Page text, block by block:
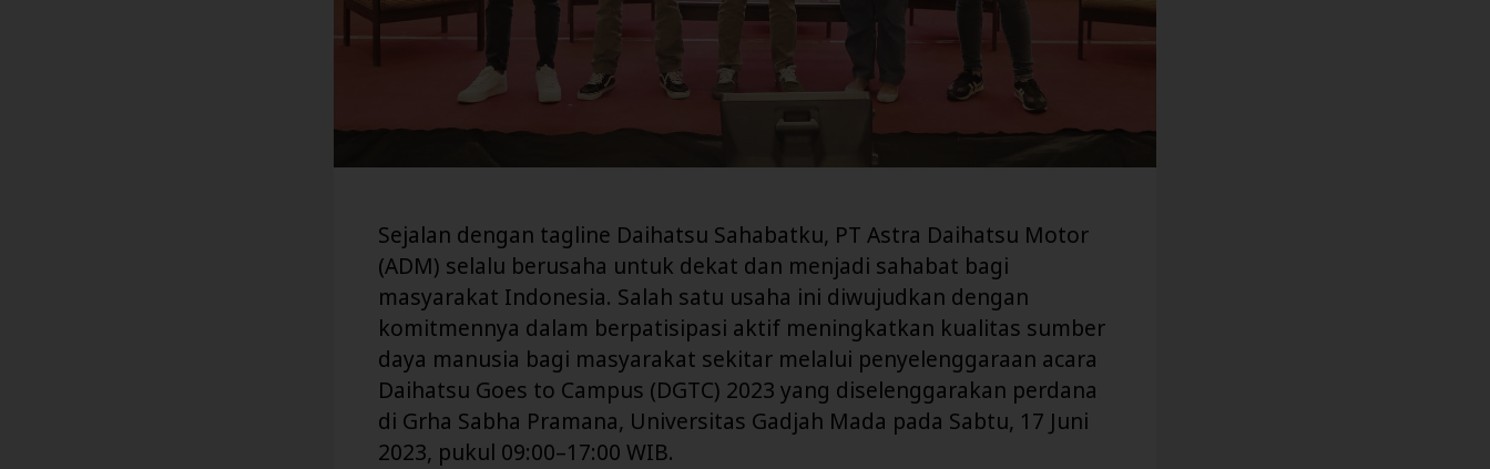
Sejalan dengan tagline Daihatsu Sahabatku, PT Astra Daihatsu Motor
(ADM) selalu berusaha untuk dekat dan menjadi sahabat bagi
masyarakat Indonesia. Salah satu usaha ini diwujudkan dengan
komitmennya dalam berpatisipasi aktif meningkatkan kualitas sumber
daya manusia bagi masyarakat sekitar melalui penyelenggaraan acara
Daihatsu Goes to Campus (DGTC) 2023 yang diselenggarakan perdana
di Grha Sabha Pramana, Universitas Gadjah Mada pada Sabtu, 17 Juni
2023, pukul 09:00–17:00 WIB.